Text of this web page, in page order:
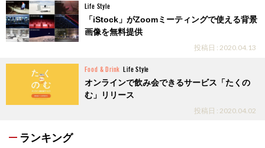
Life Style
「iStock」がZoomミーティングで使える背景
画像を無料提供
投稿日 : 2020.04.13
Food & Drink Life Style
オンラインで飲み会できるサービス「たくの
む」リリース
投稿日 : 2020.04.02
ランキング